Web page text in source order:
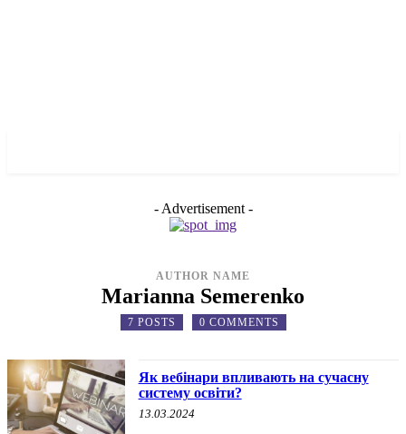
- Advertisement -
AUTHOR NAME
Marianna Semerenko
7 POSTS 0 COMMENTS
Як вебінари впливають на сучасну
систему освіти?
13.03.2024